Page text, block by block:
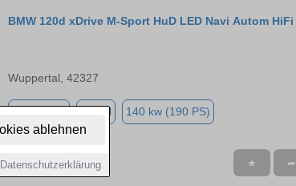
ablehnen
Datenschutzerklärung
BMW 120d xDrive M-Sport HuD LED Navi Autom HiFi
Wuppertal, 42327
Diesel 140 kw (190 PS)
★ ➦